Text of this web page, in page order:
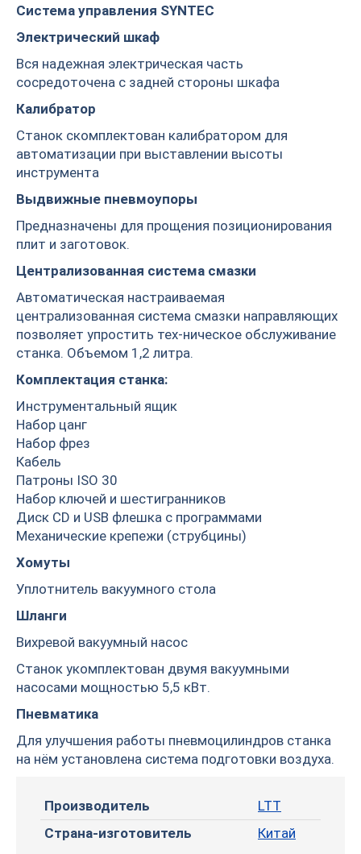
Система управления SYNTEC
Электрический шкаф
Вся надежная электрическая часть
сосредоточена с задней стороны шкафа
Калибратор
Станок скомплектован калибратором для
автоматизации при выставлении высоты
инструмента
Выдвижные пневмоупоры
Предназначены для прощения позиционирования
плит и заготовок.
Централизованная система смазки
Автоматическая настраиваемая
централизованная система смазки направляющих
позволяет упростить тех-ническое обслуживание
станка. Объемом 1,2 литра.
Комплектация станка:
Инструментальный ящик
Набор цанг
Набор фрез
Кабель
Патроны ISO 30
Набор ключей и шестигранников
Диск CD и USB флешка с программами
Механические крепежи (струбцины)
Хомуты
Уплотнитель вакуумного стола
Шланги
Вихревой вакуумный насос
Станок укомплектован двумя вакуумными
насосами мощностью 5,5 кВт.
Пневматика
Для улучшения работы пневмоцилиндров станка
на нём установлена система подготовки воздуха.
Производитель
LTT
Страна-изготовитель
Китай